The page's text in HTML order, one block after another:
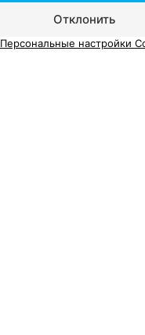
Отклонить
Персональные настройки